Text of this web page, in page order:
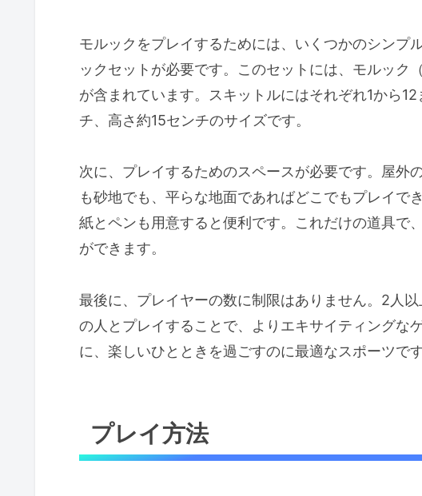
モルックをプレイするためには、いくつかのシンプ
ックセットが必要です。このセットには、モルック
が含まれています。スキットルにはそれぞれ1から
チ、高さ約15センチのサイズです。
次に、プレイするためのスペースが必要です。屋外
も砂地でも、平らな地面であればどこでもプレイで
紙とペンも用意すると便利です。これだけの道具で
ができます。
最後に、プレイヤーの数に制限はありません。2人
の人とプレイすることで、よりエキサイティングな
に、楽しいひとときを過ごすのに最適なスポーツです
プレイ方法